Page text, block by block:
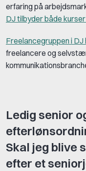
erfaring på
DJ tilbyder både
Freelancegruppen i
freelancere og
Ledig senior
Skal jeg blive
efter et